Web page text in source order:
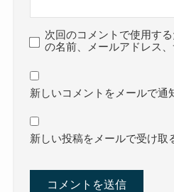
次回のコメントで使用す
の名前、メールアドレス、
新しいコメントをメールで通
新しい投稿をメールで受け取